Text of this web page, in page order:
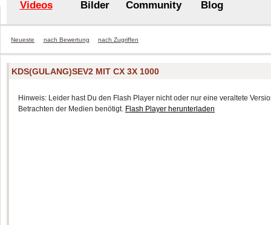
Videos Bilder Community Blog
Neueste nach Bewertung nach Zugriffen
KDS(GULANG)SEV2 MIT CX 3X 1000
Hinweis: Leider hast Du den Flash Player nicht oder nur eine veraltete
Betrachten der Medien benötigt. Flash Player herunterladen